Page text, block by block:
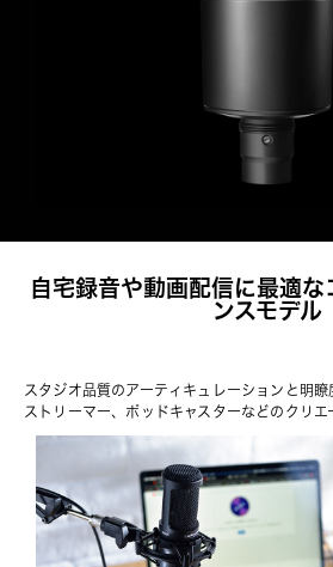
自宅録音や動画配信に最適
ンスモデル
スタジオ品質のアーティキュレーションと明瞭
ストリーマー、ポッドキャスターなどのクリエ